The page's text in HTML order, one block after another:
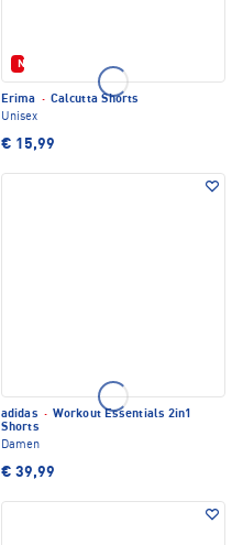
Neu
Erima · Calcutta Shorts
Unisex
€ 15,99
adidas · Workout Essentials 2in1
Shorts
Damen
€ 39,99